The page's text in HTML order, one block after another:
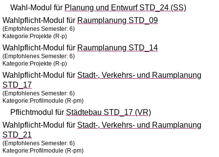
Wahl-Modul für Planung und Entwurf STD_24 (SS)
Wahlpflicht-Modul für Raumplanung STD_09
(Empfohlenes Semester: 6)
Kategorie:Projekte (R-p)
Wahlpflicht-Modul für Raumplanung STD_14
(Empfohlenes Semester: 6)
Kategorie:Projekte (R-p)
Wahlpflicht-Modul für Stadt-, Verkehrs- und Raumplanung
STD_17
(Empfohlenes Semester: 6)
Kategorie:Profilmodule (R-pm)
Pflichtmodul für Städtebau STD_17 (VR)
Wahlpflicht-Modul für Stadt-, Verkehrs- und Raumplanung
STD_21
(Empfohlenes Semester: 6)
Kategorie:Profilmodule (R-pm)